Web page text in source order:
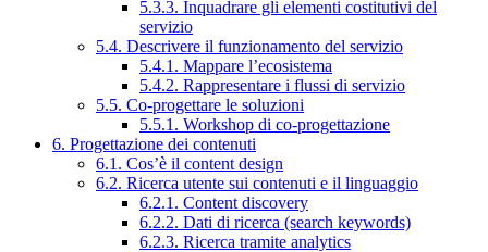
5.3.3. Inquadrare gli elementi costitutivi del
servizio
5.4. Descrivere il funzionamento del servizio
5.4.1. Mappare l’ecosistema
5.4.2. Rappresentare i flussi di servizio
5.5. Co-progettare le soluzioni
5.5.1. Workshop di co-progettazione
6. Progettazione dei contenuti
6.1. Cos’è il content design
6.2. Ricerca utente sui contenuti e il linguaggio
6.2.1. Content discovery
6.2.2. Dati di ricerca (search keywords)
6.2.3. Ricerca tramite analytics